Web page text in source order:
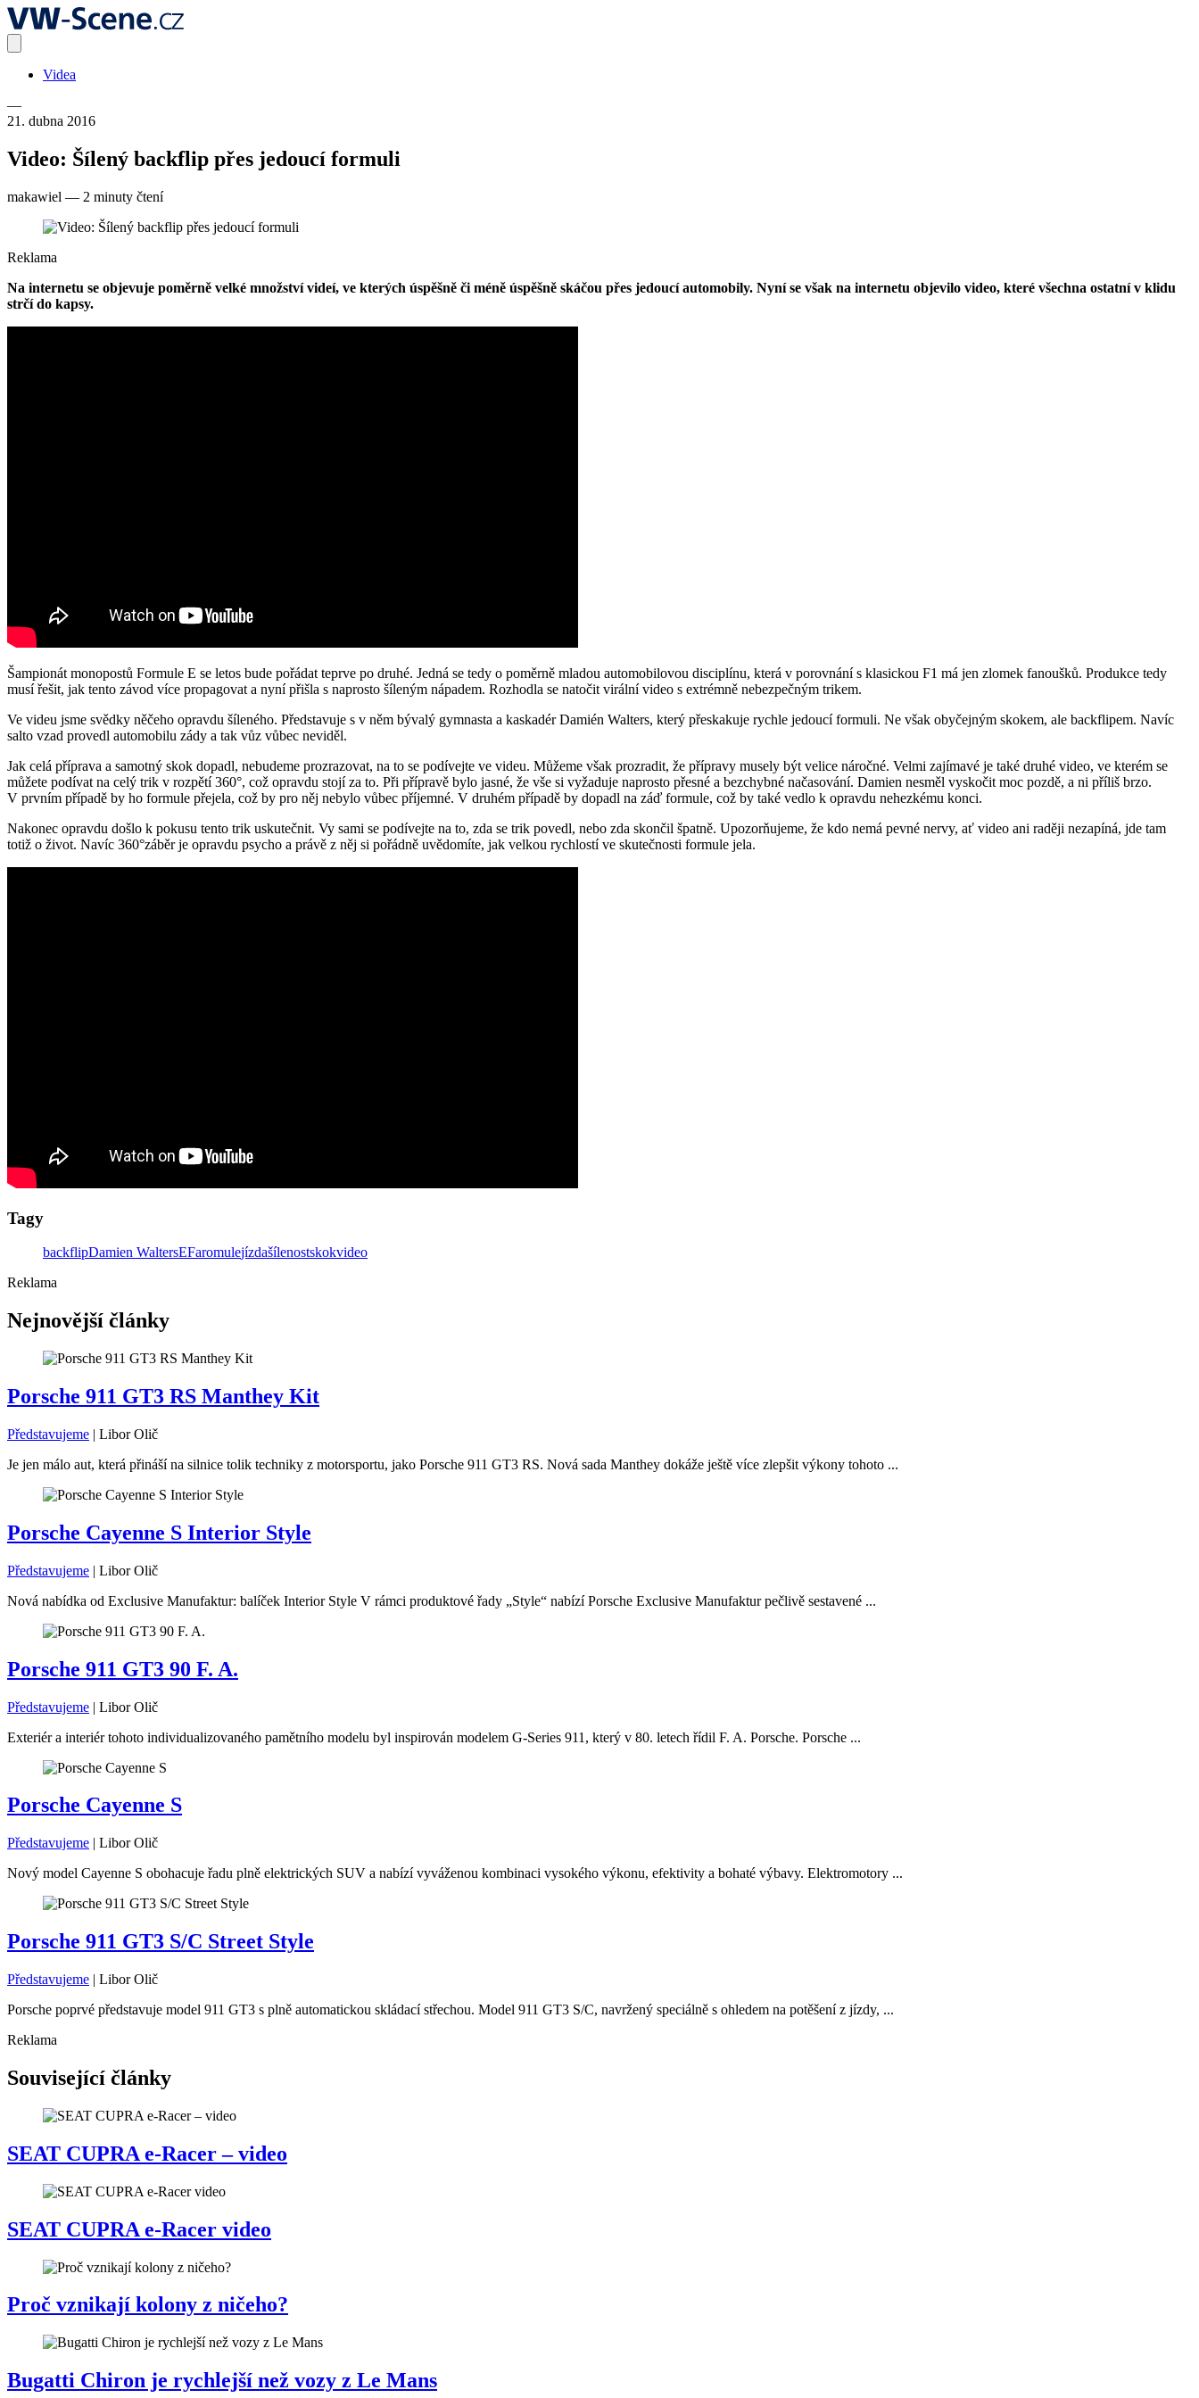
Videa
—
21. dubna 2016
Video: Šílený backflip přes jedoucí formuli
makawiel — 2 minuty čtení
Reklama
Na internetu se objevuje poměrně velké množství videí, ve kterých úspěšně či méně úspěšně skáčou přes jedoucí automobily. Nyní se však na internetu objevilo video, které všechna ostatní v klidu
strčí do kapsy.
Šampionát monopostů Formule E se letos bude pořádat teprve po druhé. Jedná se tedy o poměrně mladou automobilovou disciplínu, která v porovnání s klasickou F1 má jen zlomek fanoušků. Produkce tedy
musí řešit, jak tento závod více propagovat a nyní přišla s naprosto šíleným nápadem. Rozhodla se natočit virální video s extrémně nebezpečným trikem.
Ve videu jsme svědky něčeho opravdu šíleného. Představuje s v něm bývalý gymnasta a kaskadér Damién Walters, který přeskakuje rychle jedoucí formuli. Ne však obyčejným skokem, ale backflipem. Navíc
salto vzad provedl automobilu zády a tak vůz vůbec neviděl.
Jak celá příprava a samotný skok dopadl, nebudeme prozrazovat, na to se podívejte ve videu. Můžeme však prozradit, že přípravy musely být velice náročné. Velmi zajímavé je také druhé video, ve kterém se
můžete podívat na celý trik v rozpětí 360°, což opravdu stojí za to. Při přípravě bylo jasné, že vše si vyžaduje naprosto přesné a bezchybné načasování. Damien nesměl vyskočit moc pozdě, a ni příliš brzo.
V prvním případě by ho formule přejela, což by pro něj nebylo vůbec příjemné. V druhém případě by dopadl na záď formule, což by také vedlo k opravdu nehezkému konci.
Nakonec opravdu došlo k pokusu tento trik uskutečnit. Vy sami se podívejte na to, zda se trik povedl, nebo zda skončil špatně. Upozorňujeme, že kdo nemá pevné nervy, ať video ani raději nezapíná, jde tam
totiž o život. Navíc 360°záběr je opravdu psycho a právě z něj si pořádně uvědomíte, jak velkou rychlostí ve skutečnosti formule jela.
Tagy
backflipDamien WaltersEFaromulejízdašílenostskokvideo
Reklama
Nejnovější články
Porsche 911 GT3 RS Manthey Kit
Představujeme | Libor Olič
Je jen málo aut, která přináší na silnice tolik techniky z motorsportu, jako Porsche 911 GT3 RS. Nová sada Manthey dokáže ještě více zlepšit výkony tohoto ...
Porsche Cayenne S Interior Style
Představujeme | Libor Olič
Nová nabídka od Exclusive Manufaktur: balíček Interior Style V rámci produktové řady „Style“ nabízí Porsche Exclusive Manufaktur pečlivě sestavené ...
Porsche 911 GT3 90 F. A.
Představujeme | Libor Olič
Exteriér a interiér tohoto individualizovaného pamětního modelu byl inspirován modelem G-Series 911, který v 80. letech řídil F. A. Porsche. Porsche ...
Porsche Cayenne S
Představujeme | Libor Olič
Nový model Cayenne S obohacuje řadu plně elektrických SUV a nabízí vyváženou kombinaci vysokého výkonu, efektivity a bohaté výbavy. Elektromotory ...
Porsche 911 GT3 S/C Street Style
Představujeme | Libor Olič
Porsche poprvé představuje model 911 GT3 s plně automatickou skládací střechou. Model 911 GT3 S/C, navržený speciálně s ohledem na potěšení z jízdy, ...
Reklama
Související články
SEAT CUPRA e-Racer – video
SEAT CUPRA e-Racer video
Proč vznikají kolony z ničeho?
Bugatti Chiron je rychlejší než vozy z Le Mans